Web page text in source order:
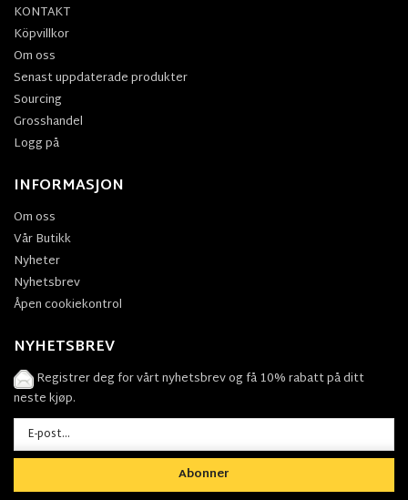
KONTAKT
Köpvillkor
Om oss
Senast uppdaterade produkter
Sourcing
Grosshandel
Logg på
INFORMASJON
Om oss
Vår Butikk
Nyheter
Nyhetsbrev
Åpen cookiekontrol
NYHETSBREV
Registrer deg for vårt nyhetsbrev og få 10% rabatt på ditt
neste kjøp.
Abonner